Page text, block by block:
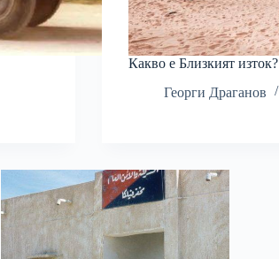
Какво е Близкият изток?
Георги Драганов